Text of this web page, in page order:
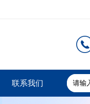
联系我们